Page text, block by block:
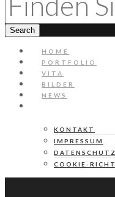
HOME
PORTFOLIO
VITA
BILDER
NEWS
KONTAKT
IMPRESSUM
COOKIE-